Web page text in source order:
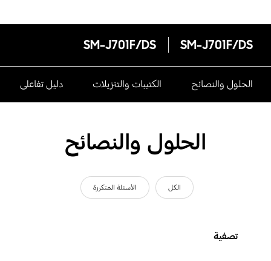
SM-J701F/DS
SM-J701F/DS
الحلول والنصائح الكتيبات والتنزيلات دليل تفاعلى
الحلول والنصائح
الكل الأسئلة المتكررة
تصفية